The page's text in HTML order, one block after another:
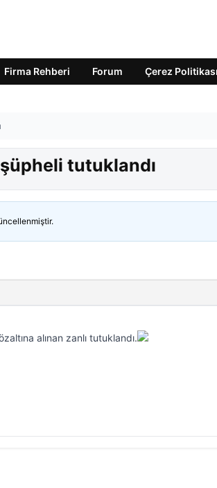
Firma Rehberi Forum Çerez Politikası
tutuklandı
alınan zanlı tutuklandı.